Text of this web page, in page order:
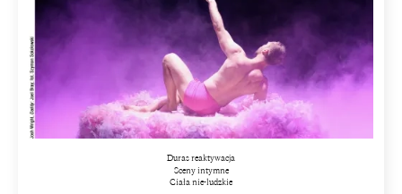
Duras reaktywacja
Sceny intymne
Ciała nie-ludzkie